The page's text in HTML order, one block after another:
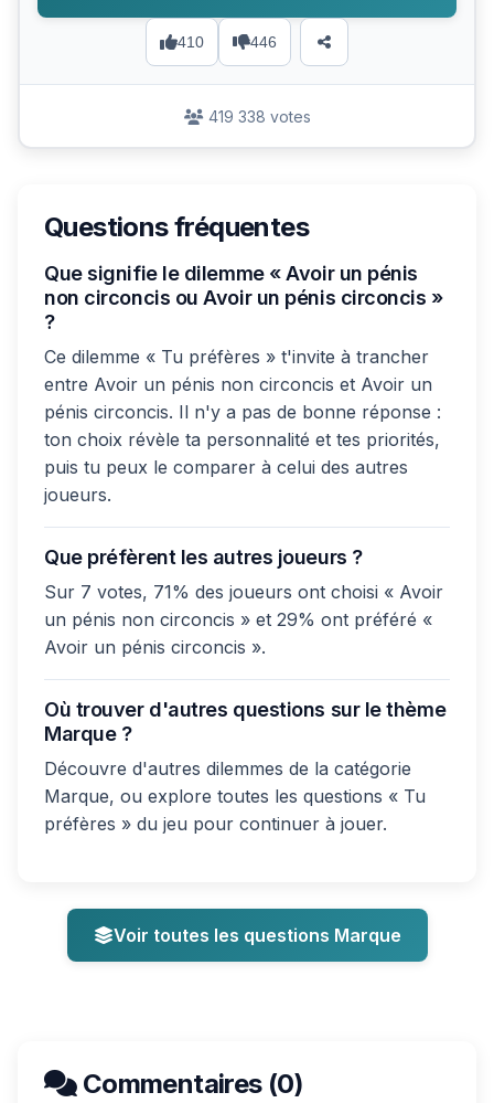
410 446
419 338 votes
Questions fréquentes
Que signifie le dilemme « Avoir un pénis
non circoncis ou Avoir un pénis circoncis »
?
Ce dilemme « Tu préfères » t'invite à trancher
entre Avoir un pénis non circoncis et Avoir un
pénis circoncis. Il n'y a pas de bonne réponse :
ton choix révèle ta personnalité et tes priorités,
puis tu peux le comparer à celui des autres
joueurs.
Que préfèrent les autres joueurs ?
Sur 7 votes, 71% des joueurs ont choisi « Avoir
un pénis non circoncis » et 29% ont préféré «
Avoir un pénis circoncis ».
Où trouver d'autres questions sur le thème
Marque ?
Découvre d'autres dilemmes de la catégorie
Marque, ou explore toutes les questions « Tu
préfères » du jeu pour continuer à jouer.
Voir toutes les questions Marque
Commentaires (0)